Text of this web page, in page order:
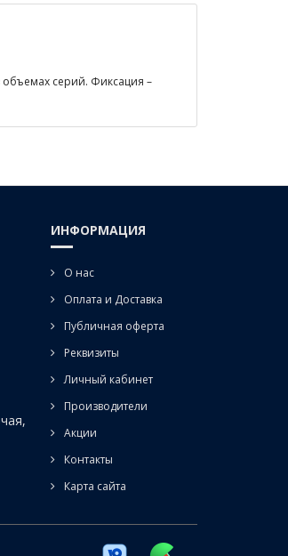
объемах серий. Фиксация –
ИНФОРМАЦИЯ
О нас
Оплата и Доставка
Публичная оферта
Реквизиты
Личный кабинет
Производители
Акции
Контакты
Карта сайта